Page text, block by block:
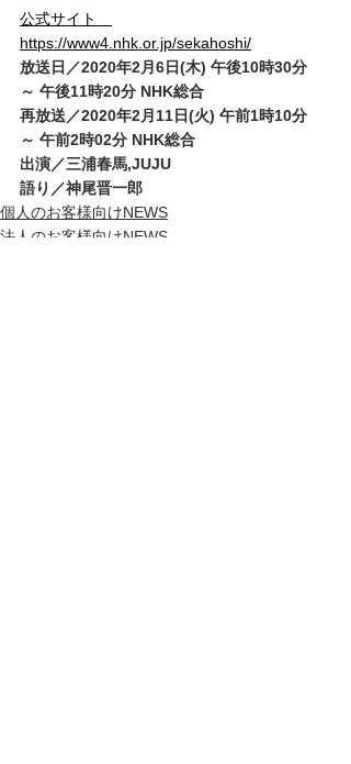
公式サイト
https://www4.nhk.or.jp/sekahoshi/
放送日／2020年2月6日(木) 午後10時30分
～ 午後11時20分 NHK総合
再放送／2020年2月11日(火) 午前1時10分
～ 午前2時02分 NHK総合
出演／三浦春馬,JUJU
語り／神尾晋一郎
個人のお客様向けNEWS
法人のお客様向けNEWS